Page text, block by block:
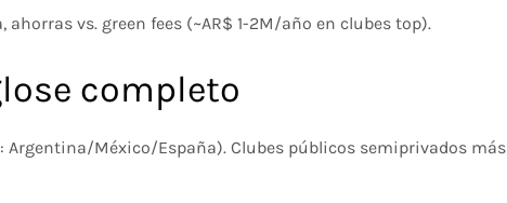
vs. green fees (~AR$ 1-2M/año en clubes top).
completo
México/España). Clubes públicos semiprivados más